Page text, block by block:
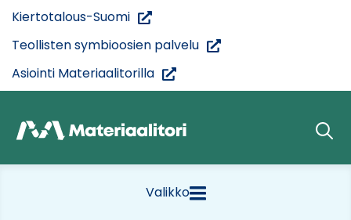
Siirry
Kiertotalous-Suomi (siirryt
toiseen
Teollisten symbioosien palvelu (siirryt
palveluun)
Asiointi Materiaalitorilla (siirryt
toiseen
Etusivu
Valikko